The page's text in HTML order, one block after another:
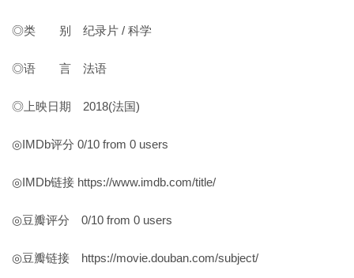
◎类 别 纪录片 / 科学
◎语 言 法语
◎上映日期 2018(法国)
◎IMDb评分 0/10 from 0 users
◎IMDb链接 https://www.imdb.com/title/
◎豆瓣评分 0/10 from 0 users
◎豆瓣链接 https://movie.douban.com/subject/